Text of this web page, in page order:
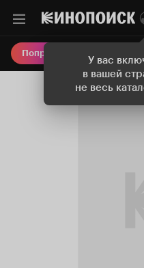
У вас
в вашей
не весь
Попробовать Плюс